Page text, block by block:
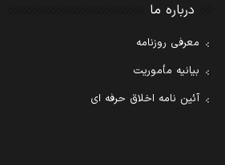
درباره ما
معرفی روزنامه
بیانیه مأموریت
آئین نامه اخلاق حرفه ای